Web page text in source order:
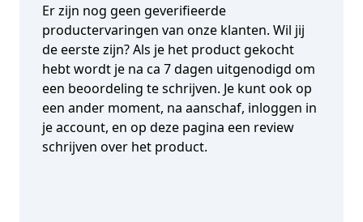
Er zijn nog geen geverifieerde
productervaringen van onze klanten. Wil jij
de eerste zijn? Als je het product gekocht
hebt wordt je na ca 7 dagen uitgenodigd om
een beoordeling te schrijven. Je kunt ook op
een ander moment, na aanschaf, inloggen in
je account, en op deze pagina een review
schrijven over het product.